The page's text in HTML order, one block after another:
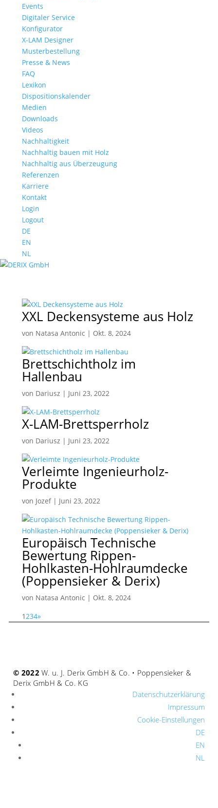
Events
Digitaler Service
Konfigurator
X-LAM Designer
Musterbestellung
Presse & News
FAQ
Lexikon
Dispositionskalender
Medien
Downloads
Videos
Nachhaltigkeit
Nachhaltig bauen mit Holz
Nachhaltig aus Überzeugung
Referenzen
Karriere
Kontakt
Login
Logout
DE
EN
NL
XXL Deckensysteme aus Holz
von Natasa Antonic | Okt. 8, 2024
Brettschichtholz im
Hallenbau
von Dariusz | Juni 23, 2022
X-LAM-Brettsperrholz
von Dariusz | Juni 23, 2022
Verleimte Ingenieurholz-
Produkte
von Jozef| Juni 23, 2022
Europäisch Technische
Bewertung Rippen-
Hohlkasten-Hohlraumdecke
(Poppensieker & Derix)
von Natasa Antonic | Okt. 8, 2024
1234»
© 2022W. u. J. Derix GmbH & Co. • Poppensieker &
Derix GmbH & Co. KG
Datenschutzerklärung
Impressum
Cookie-Einstellungen
DE
EN
NL